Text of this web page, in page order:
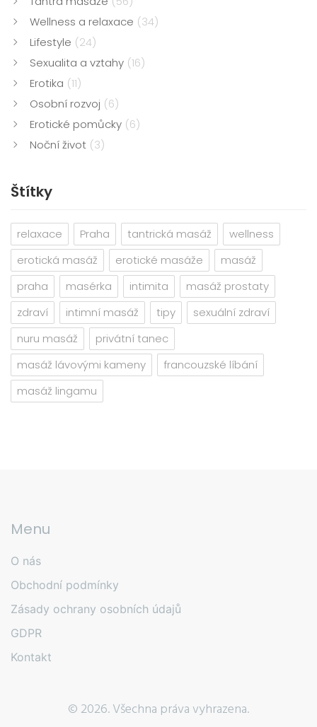
Wellness a relaxace (34)
Lifestyle (24)
Sexualita a vztahy (16)
Erotika (11)
Osobní rozvoj (6)
Erotické pomůcky (6)
Noční život (3)
Štítky
relaxace Praha tantrická masáž
wellness
erotická masáž
erotické masáže
masáž
praha
masérka intimita
masáž prostaty
zdraví
intimní masáž tipy
sexuální zdraví
nuru masáž
privátní tanec
masáž lávovými kameny
francouzské líbání
masáž lingamu
Menu
O nás
Obchodní podmínky
Zásady ochrany osobních údajů
GDPR
Kontakt
© 2026. Všechna práva vyhrazena.